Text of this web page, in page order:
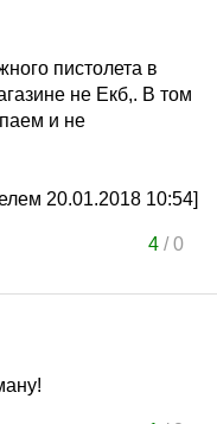
пистолета в
не Екб,. В том
и не
20.01.2018 10:54]
4/0